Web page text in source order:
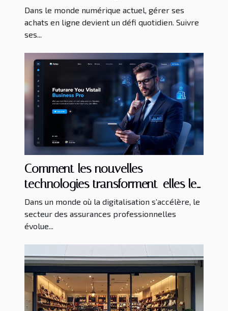
Dans le monde numérique actuel, gérer ses
achats en ligne devient un défi quotidien. Suivre
ses...
Comment les nouvelles
technologies transforment-elles les
assurances professionnelles ?
Dans un monde où la digitalisation s’accélère, le
secteur des assurances professionnelles
évolue...